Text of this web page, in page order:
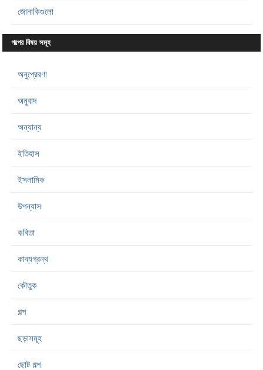
জোনাকিগুলো
গল্পের বিষয় সমূহ
অনুপ্রেরণা
অনুবাদ
অন্যান্য
ইতিহাস
ইসলামিক
উপন্যাস
কবিতা
কাব্যগ্রন্থ
কৌতুক
গল্প
ছড়াসমূহ
ছোট গল্প